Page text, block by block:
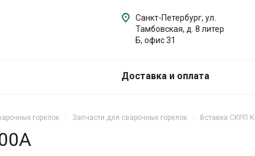
Санкт-Петербург, ул.
Тамбовская, д. 8 литер
Б, офис 31
Доставка и оплата
горелок Запчасти для сварочных горелок Вставка СКРП